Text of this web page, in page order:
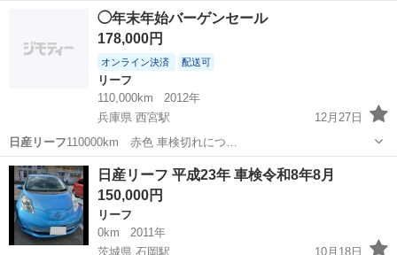
ります。 写真…
玖珂駅
◯年末年始バーゲンセール
178,000円
オンライン決済 配送可
リーフ
110,000km
2012年
兵庫県 西宮駅
12月27日
日産リーフ110000km 赤色 車検切れにつ…
兵庫 西宮市 西宮駅 リーフ 日産リーフ
日産リーフ 平成23年 車検令和8年8月
150,000円
リーフ
0km
2011年
茨城県 石岡駅
10月18日